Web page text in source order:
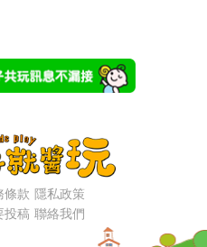
條款 隱私政策
投稿 聯絡我們